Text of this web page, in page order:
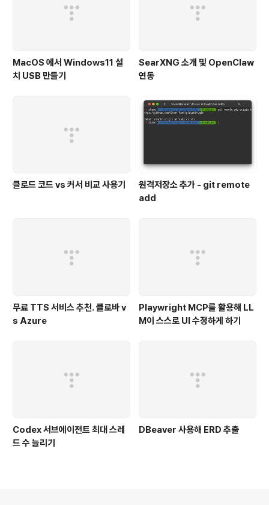
MacOS 에서 Windows11 설
치 USB 만들기
SearXNG 소개 및 OpenClaw
연동
클로드 코드 vs 커서 비교 사용기
원격저장소 추가 - git remote
add
무료 TTS 서비스 추천. 클로바 v
s Azure
Playwright MCP를 활용해 LL
M이 스스로 UI 수정하게 하기
Codex 서브에이전트 최대 스레
드 수 늘리기
DBeaver 사용해 ERD 추출